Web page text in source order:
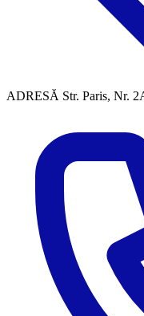
ADRESĂ Str. Paris, Nr.